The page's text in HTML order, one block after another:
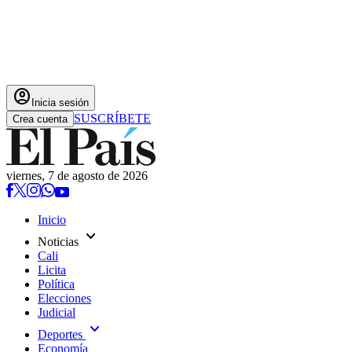
account_circle Inicia sesión
Crea cuenta SUSCRÍBETE
viernes, 7 de agosto de 2026
Inicio
Noticias expand_more
Cali
Licita
Política
Elecciones
Judicial
Deportes expand_more
Economía